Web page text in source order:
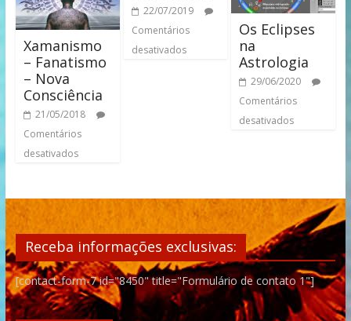
Xamanismo
– Fanatismo
– Nova
Consciência
21/05/2018
Comentários
desativados
22/07/2019
Comentários
desativados
Os Eclipses
na
Astrologia
29/06/2020
Comentários
desativados
Receba informações exclusivas:
[contact-form-7 id="8450" title="Formulário de contato 1"]